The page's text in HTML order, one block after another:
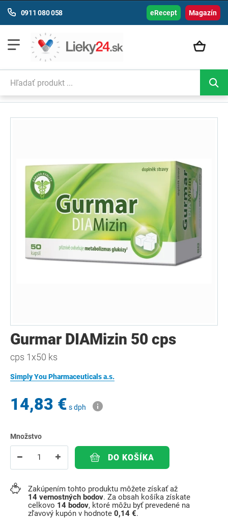
Magazín
0911 080 058 eRecept
Gurmar DIAMizin 50 cps
cps 1x50 ks
Simply You Pharmaceuticals a.s.
14,83 € s dph
Množstvo
DO KOŠÍKA
Zakúpením tohto produktu môžete získať až
14 vernostných bodov. Za obsah košíka získate
celkovo 14 bodov, ktoré môžu byť prevedené na
zľavový kupón v hodnote 0,14 €.